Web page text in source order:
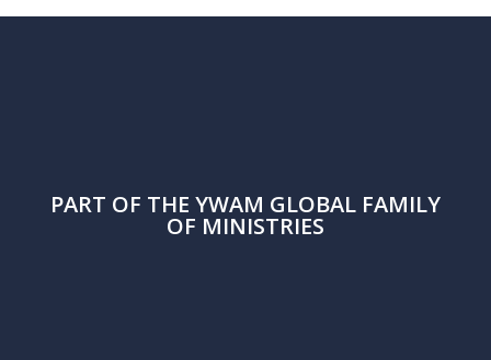
PART OF THE YWAM GLOBAL FAMILY
OF MINISTRIES